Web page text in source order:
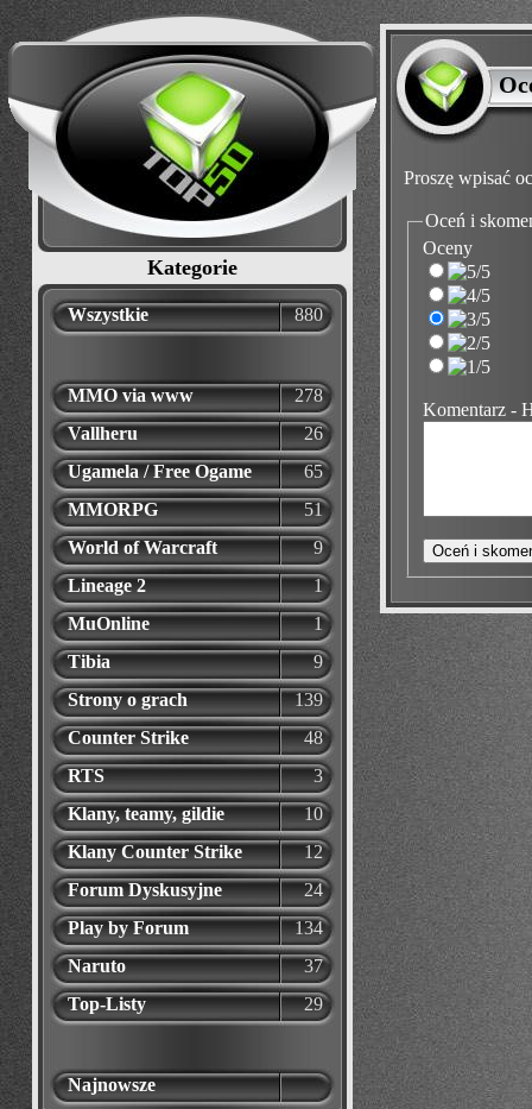
Kategorie
Wszystkie 880
MMO via www
278
Vallheru
26
Ugamela / Free Ogame
65
MMORPG
51
World of Warcraft
9
Lineage 2
1
MuOnline
1
Tibia
9
Strony o grach
139
Counter Strike
48
RTS
3
Klany, teamy, gildie
10
Klany Counter Strike
12
Forum Dyskusyjne
24
Play by Forum
134
Naruto
37
Top-Listy
29
Najnowsze
Proszę wpisać
Oceń i
Oceny
Komentarz -